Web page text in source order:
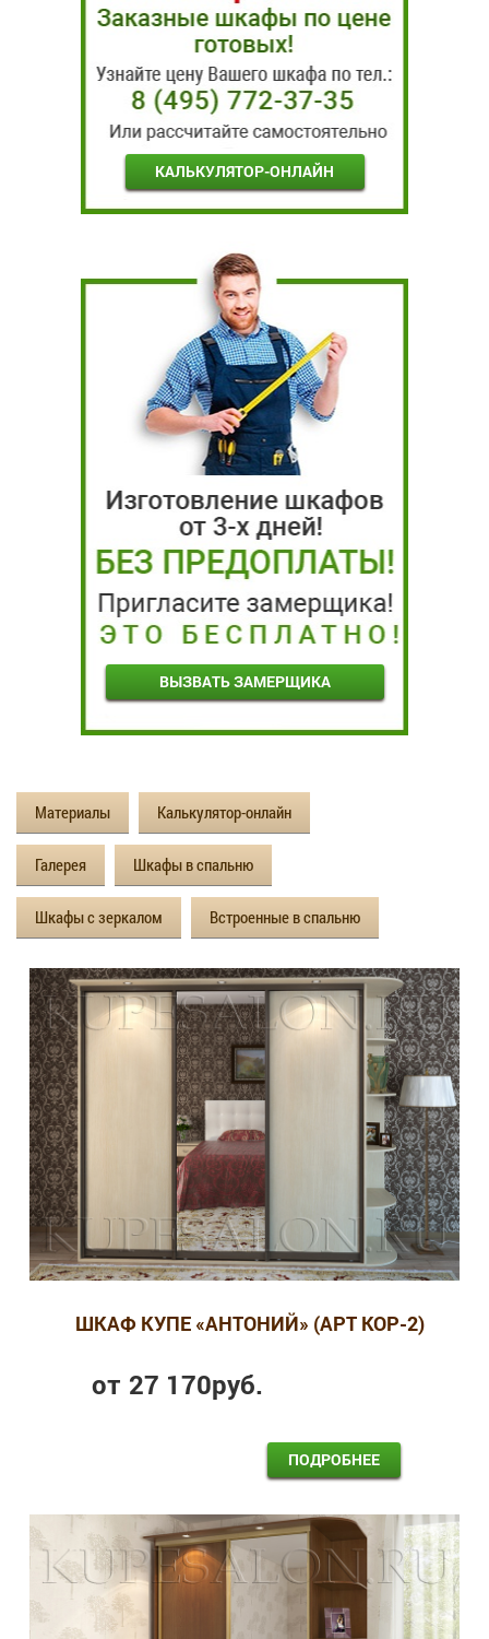
КАЛЬКУЛЯТОР-ОНЛАЙН
ВЫЗВАТЬ ЗАМЕРЩИКА
Материалы Калькулятор-онлайн
Галерея Шкафы в спальню
Шкафы с зеркалом Встроенные в спальню
ШКАФ КУПЕ «АНТОНИЙ» (АРТ КОР-2)
от 27 170руб.
ПОДРОБНЕЕ